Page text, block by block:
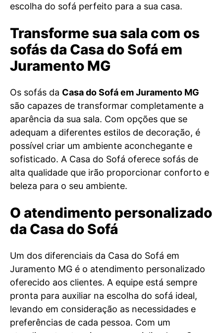
escolha do sofá perfeito para a sua casa.
Transforme sua sala com os
sofás da Casa do Sofá em
Juramento MG
Os sofás da Casa do Sofá em Juramento MG
são capazes de transformar completamente a
aparência da sua sala. Com opções que se
adequam a diferentes estilos de decoração, é
possível criar um ambiente aconchegante e
sofisticado. A Casa do Sofá oferece sofás de
alta qualidade que irão proporcionar conforto e
beleza para o seu ambiente.
O atendimento personalizado
da Casa do Sofá
Um dos diferenciais da Casa do Sofá em
Juramento MG é o atendimento personalizado
oferecido aos clientes. A equipe está sempre
pronta para auxiliar na escolha do sofá ideal,
levando em consideração as necessidades e
preferências de cada pessoa. Com um